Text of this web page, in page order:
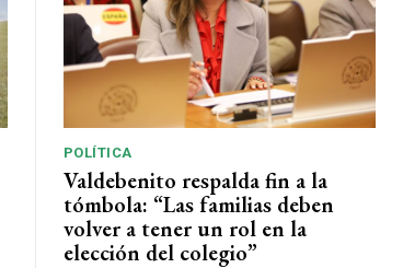
POLÍTICA
Valdebenito respalda fin a la
tómbola: “Las familias deben
volver a tener un rol en la
elección del colegio”